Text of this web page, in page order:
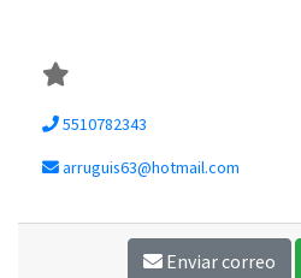
5510782343
arruguis63@hotmail.com
Enviar correo